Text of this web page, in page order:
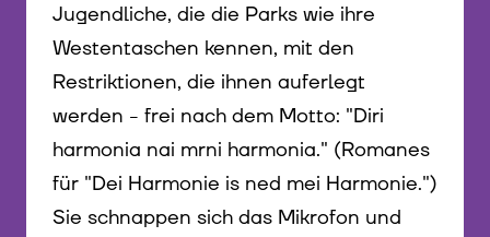
Jugendliche, die die Parks wie ihre
Westentaschen kennen, mit den
Restriktionen, die ihnen auferlegt
werden - frei nach dem Motto: "Diri
harmonia nai mrni harmonia." (Romanes
für "Dei Harmonie is ned mei Harmonie.")
Sie schnappen sich das Mikrofon und